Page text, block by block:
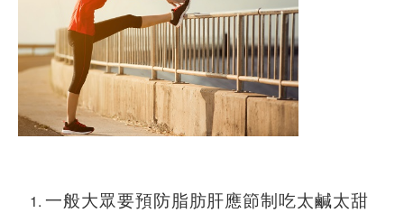
一般大眾要預防脂肪肝應節制吃太鹹太甜